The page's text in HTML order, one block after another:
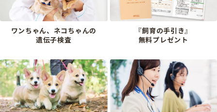
ワンちゃん、ネコちゃんの
遺伝子検査
『飼育の手引き』
無料プレゼント